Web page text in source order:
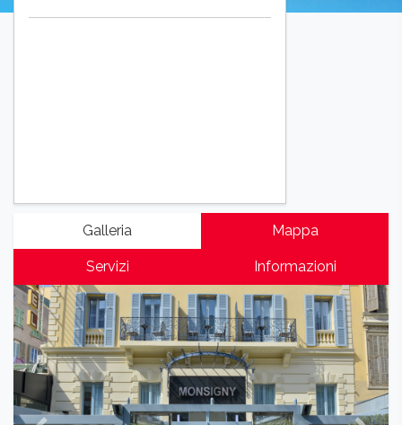
Galleria Mappa
Servizi Informazioni